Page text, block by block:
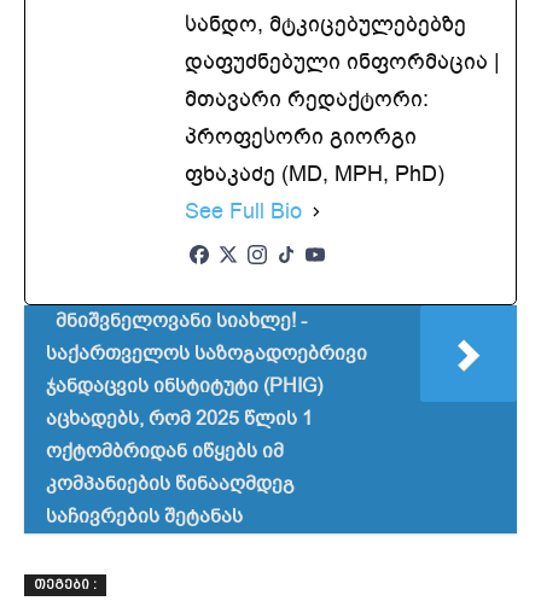
სანდო, მტკიცებულებებზე
დაფუძნებული ინფორმაცია |
მთავარი რედაქტორი:
პროფესორი გიორგი
ფხაკაძე (MD, MPH, PhD)
See Full Bio
მნიშვნელოვანი სიახლე! -
საქართველოს საზოგადოებრივი
ჯანდაცვის ინსტიტუტი (PHIG)
აცხადებს, რომ 2025 წლის 1
ოქტომბრიდან იწყებს იმ
კომპანიების წინააღმდეგ
საჩივრების შეტანას
ᲗᲔᲒᲔᲑᲘ :